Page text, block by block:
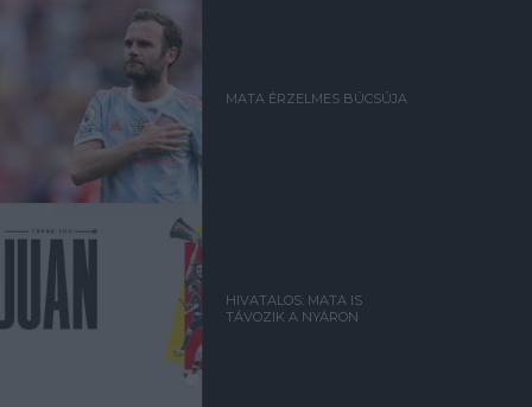
MATA ÉRZELMES BÚCSÚJA
HIVATALOS: MATA IS
TÁVOZIK A NYÁRON